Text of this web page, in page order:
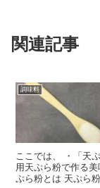
関連記事
調味料
ここでは、 ・「天
用天ぷら粉で作る
ぷら粉とは 天ぷら